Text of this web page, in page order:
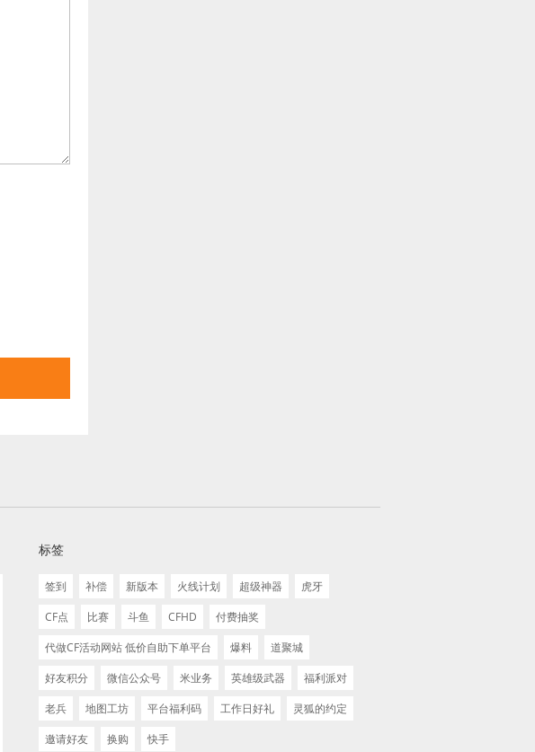
标签
签到 补偿 新版本 火线计划 超级神器
虎牙
CF点
比赛 斗鱼 CFHD
付费抽奖
代做CF活动网站 低价自助下单平台
爆料
道聚城
好友积分
微信公众号 米业务 英雄级武器
福利派对
老兵
地图工坊 平台福利码 工作日好礼
灵狐的约定
邀请好友
换购 快手